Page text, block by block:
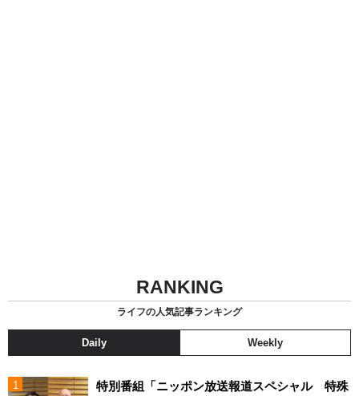
RANKING
ライフの人気記事ランキング
Daily Weekly
特別番組「ニッポン放送報道スペシャル 特殊